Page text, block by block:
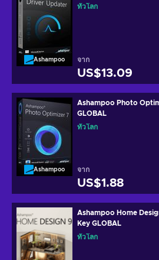
Ashampoo
ทั่วโลก
จาก
US$13.09
Ashampoo
Ashampoo Photo
GLOBAL
ทั่วโลก
จาก
US$1.88
Ashampoo Home
Key GLOBAL
ทั่วโลก